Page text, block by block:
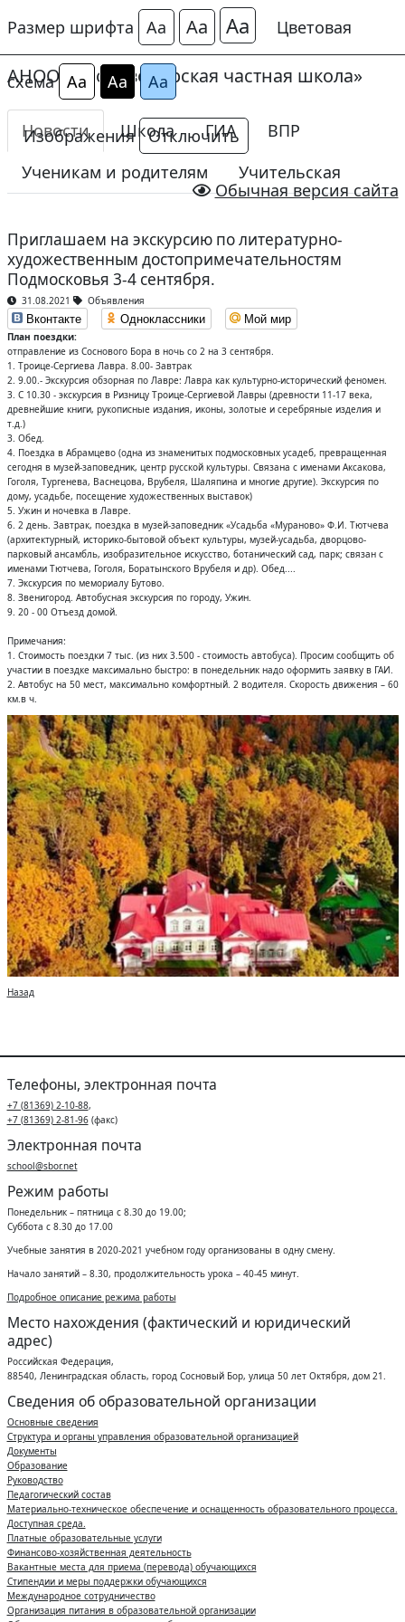
Размер шрифта Аа Аа Аа Цветовая
схема Аа Аа Аа
Изображения Отключить
Обычная версия сайта
АНОО «Сосновоборская частная школа»
Новости Школа ГИА
ВПР
Ученикам и родителям
Учительская
Приглашаем на экскурсию по литературно-
художественным достопримечательностям
Подмосковья 3-4 сентября.
31.08.2021 Объявления
Вконтакте Одноклассники Мой мир
План поездки:
отправление из Соснового Бора в ночь со 2 на 3 сентября.
1. Троице-Сергиева Лавра. 8.00- Завтрак
2. 9.00.- Экскурсия обзорная по Лавре: Лавра как культурно-исторический феномен.
3. С 10.30 - экскурсия в Ризницу Троице-Сергиевой Лавры (древности 11-17 века,
древнейшие книги, рукописные издания, иконы, золотые и серебряные изделия и
т.д.)
3. Обед.
4. Поездка в Абрамцево (одна из знаменитых подмосковных усадеб, превращенная
сегодня в музей-заповедник, центр русской культуры. Связана с именами Аксакова,
Гоголя, Тургенева, Васнецова, Врубеля, Шаляпина и многие другие). Экскурсия по
дому, усадьбе, посещение художественных выставок)
5. Ужин и ночевка в Лавре.
6. 2 день. Завтрак, поездка в музей-заповедник «Усадьба «Мураново» Ф.И. Тютчева
(архитектурный, историко-бытовой объект культуры, музей-усадьба, дворцово-
парковый ансамбль, изобразительное искусство, ботанический сад, парк; связан с
именами Тютчева, Гоголя, Боратынского Врубеля и др). Обед....
7. Экскурсия по мемориалу Бутово.
8. Звенигород. Автобусная экскурсия по городу, Ужин.
9. 20 - 00 Отъезд домой.
Примечания:
1. Стоимость поездки 7 тыс. (из них 3.500 - стоимость автобуса). Просим сообщить об
участии в поездке максимально быстро: в понедельник надо оформить заявку в ГАИ.
2. Автобус на 50 мест, максимально комфортный. 2 водителя. Скорость движения – 60
км.в ч.
Назад
Телефоны, электронная почта
+7 (81369) 2-10-88,
+7 (81369) 2-81-96(факс)
Электронная почта
school@sbor.net
Режим работы
Понедельник – пятница с 8.30 до 19.00;
Суббота с 8.30 до 17.00
Учебные занятия в 2020-2021 учебном году организованы в одну смену.
Начало занятий – 8.30, продолжительность урока – 40-45 минут.
Подробное описание режима работы
Место нахождения (фактический и юридический
адрес)
Российская Федерация,
88540, Ленинградская область, город Сосновый Бор, улица 50 лет Октября, дом 21.
Сведения об образовательной организации
Основные сведения
Структура и органы управления образовательной организацией
Документы
Образование
Руководство
Педагогический состав
Материально-техническое обеспечение и оснащенность образовательного процесса.
Доступная среда.
Платные образовательные услуги
Финансово-хозяйственная деятельность
Вакантные места для приема (перевода) обучающихся
Стипендии и меры поддержки обучающихся
Международное сотрудничество
Организация питания в образовательной организации